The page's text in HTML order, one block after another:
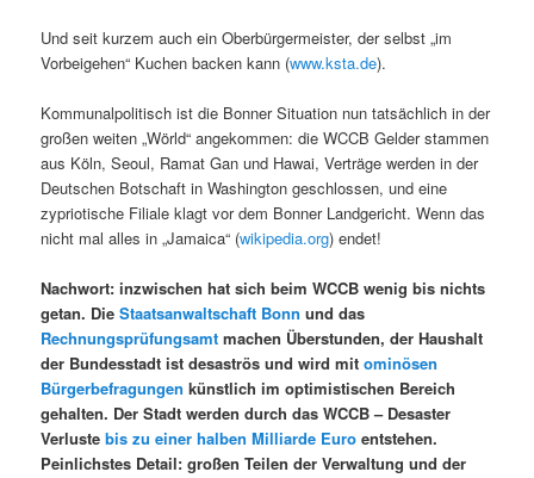
Und seit kurzem auch ein Oberbürgermeister, der selbst „im
Vorbeigehen“ Kuchen backen kann (www.ksta.de).
Kommunalpolitisch ist die Bonner Situation nun tatsächlich in der
großen weiten „Wörld“ angekommen: die WCCB Gelder stammen
aus Köln, Seoul, Ramat Gan und Hawai, Verträge werden in der
Deutschen Botschaft in Washington geschlossen, und eine
zypriotische Filiale klagt vor dem Bonner Landgericht. Wenn das
nicht mal alles in „Jamaica“ (wikipedia.org) endet!
Nachwort: inzwischen hat sich beim WCCB wenig bis nichts
getan. DieStaatsanwaltschaft Bonnund das
Rechnungsprüfungsamtmachen Überstunden, der Haushalt
der Bundesstadt ist desaströs und wird mitominösen
Bürgerbefragungenkünstlich im optimistischen Bereich
gehalten. Der Stadt werden durch das WCCB – Desaster
Verlustebis zu einer halben Milliarde Euroentstehen.
Peinlichstes Detail: großen Teilen der Verwaltung und der